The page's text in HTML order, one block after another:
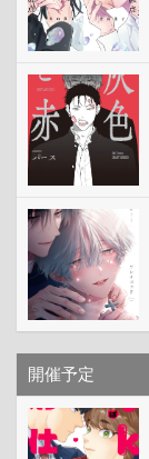
開催予定